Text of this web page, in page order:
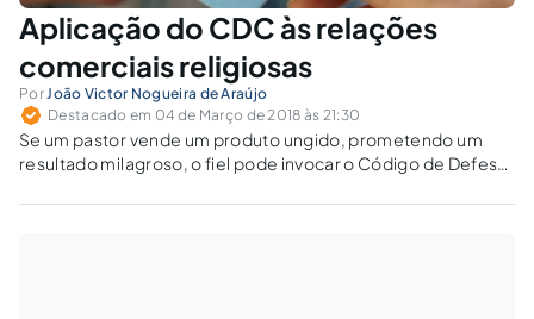
Aplicação do CDC às relações
comerciais religiosas
Por João Victor Nogueira de Araújo
Destacado em 04 de Março de 2018 às 21:30
Se um pastor vende um produto ungido, prometendo um
resultado milagroso, o fiel pode invocar o Código de Defesa